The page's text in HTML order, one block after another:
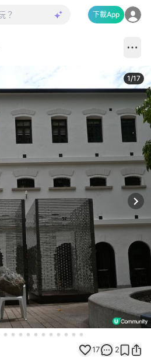
下載App
1/17
17 2